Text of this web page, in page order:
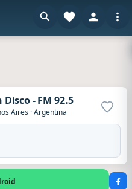
- FM 92.5
Aires ·Argentina